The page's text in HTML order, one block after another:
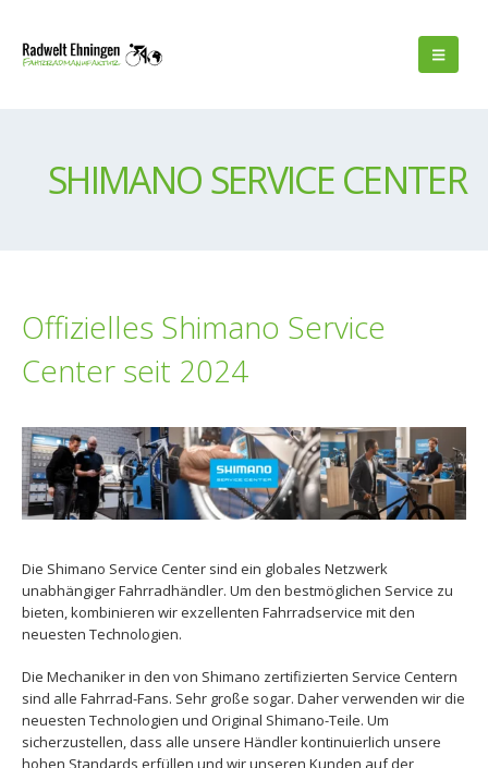
SHIMANO SERVICE CENTER
Offizielles Shimano Service
Center seit 2024
Die Shimano Service Center sind ein globales Netzwerk
unabhängiger Fahrradhändler. Um den bestmöglichen Service zu
bieten, kombinieren wir exzellenten Fahrradservice mit den
neuesten Technologien.
Die Mechaniker in den von Shimano zertifizierten Service Centern
sind alle Fahrrad-Fans. Sehr große sogar. Daher verwenden wir die
neuesten Technologien und Original Shimano-Teile. Um
sicherzustellen, dass alle unsere Händler kontinuierlich unsere
hohen Standards erfüllen und wir unseren Kunden auf der